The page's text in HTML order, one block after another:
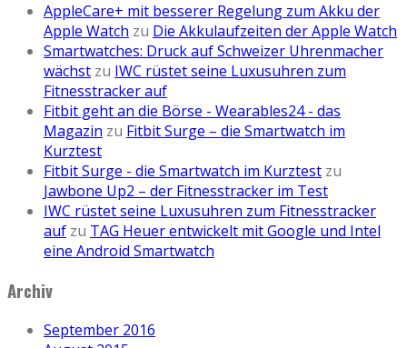
AppleCare+ mit besserer Regelung zum Akku der
Apple Watch zu Die Akkulaufzeiten der Apple Watch
Smartwatches: Druck auf Schweizer Uhrenmacher
wächst zu IWC rüstet seine Luxusuhren zum
Fitnesstracker auf
Fitbit geht an die Börse - Wearables24 - das
Magazin zu Fitbit Surge – die Smartwatch im
Kurztest
Fitbit Surge - die Smartwatch im Kurztest zu
Jawbone Up2 – der Fitnesstracker im Test
IWC rüstet seine Luxusuhren zum Fitnesstracker
auf zu TAG Heuer entwickelt mit Google und Intel
eine Android Smartwatch
Archiv
September 2016